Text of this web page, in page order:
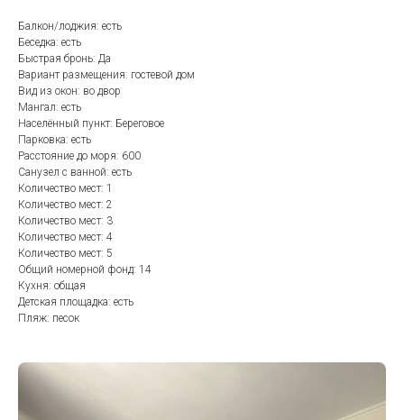
Балкон/лоджия: есть
Беседка: есть
Быстрая бронь: Да
Вариант размещения: гостевой дом
Вид из окон: во двор
Мангал: есть
Населённый пункт: Береговое
Парковка: есть
Расстояние до моря: 600
Санузел с ванной: есть
Количество мест: 1
Количество мест: 2
Количество мест: 3
Количество мест: 4
Количество мест: 5
Общий номерной фонд: 14
Кухня: общая
Детская площадка: есть
Пляж: песок